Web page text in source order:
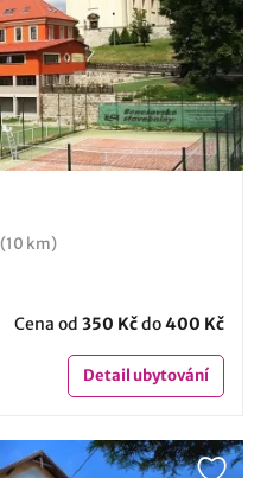
(10 km)
Cena od 350 Kčdo400 Kč
Detailubytování